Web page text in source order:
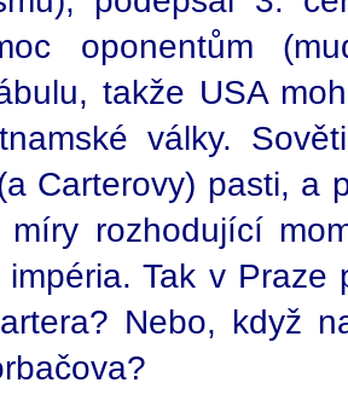
oponentům
takže USA
války.
Carterovy) pasti, a
rozhodující
impéria. Tak v
Nebo, když